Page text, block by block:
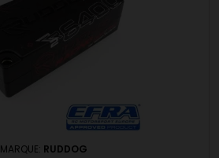
MARQUE: RUDDOG